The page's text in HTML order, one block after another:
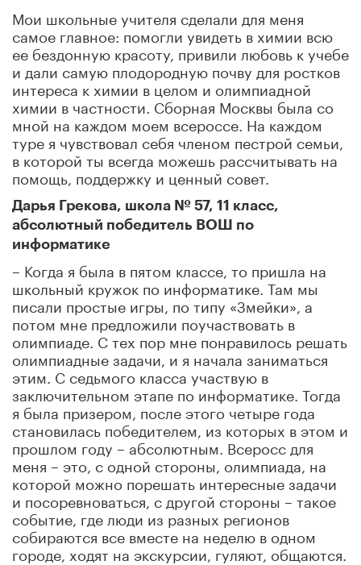
Мои школьные учителя сделали для меня
самое главное: помогли увидеть в химии всю
ее бездонную красоту, привили любовь к учебе
и дали самую плодородную почву для ростков
интереса к химии в целом и олимпиадной
химии в частности. Сборная Москвы была со
мной на каждом моем всероссе. На каждом
туре я чувствовал себя членом пестрой семьи,
в которой ты всегда можешь рассчитывать на
помощь, поддержку и ценный совет.
Дарья Грекова, школа № 57, 11 класс,
абсолютный победитель ВОШ по
информатике
– Когда я была в пятом классе, то пришла на
школьный кружок по информатике. Там мы
писали простые игры, по типу «Змейки», а
потом мне предложили поучаствовать в
олимпиаде. С тех пор мне понравилось решать
олимпиадные задачи, и я начала заниматься
этим. С седьмого класса участвую в
заключительном этапе по информатике. Тогда
я была призером, после этого четыре года
становилась победителем, из которых в этом и
прошлом году – абсолютным. Всеросс для
меня – это, с одной стороны, олимпиада, на
которой можно порешать интересные задачи
и посоревноваться, с другой стороны – такое
событие, где люди из разных регионов
собираются все вместе на неделю в одном
городе, ходят на экскурсии, гуляют, общаются.